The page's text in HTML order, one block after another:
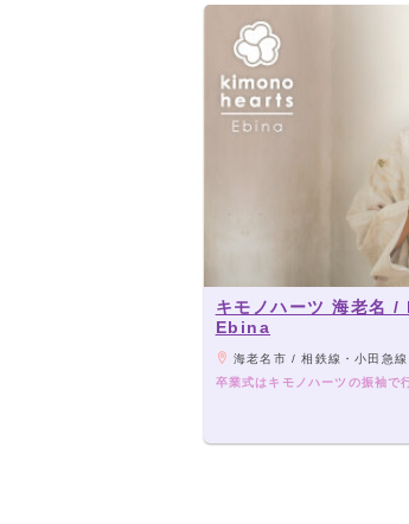
キモノハーツ 海老名
Ebina
海老名市 / 相鉄線・小田急線 海老名駅東口
卒業式はキモノハーツの振袖で